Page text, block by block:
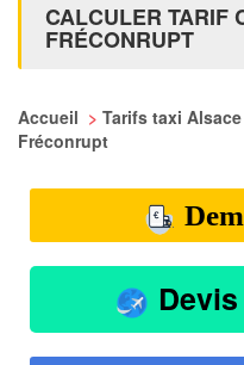
CALCULER TARIF
FRÉCONRUPT
Accueil > Tarifs taxi Alsace
Fréconrupt